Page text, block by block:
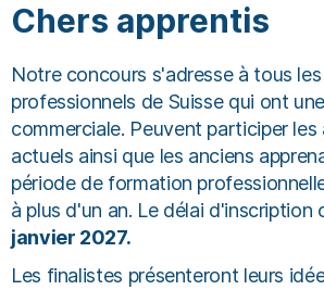
Chers apprentis
Notre concours s'adresse à tous
professionnels de Suisse qui ont
commerciale. Peuvent participer les
actuels ainsi que les anciens
période de formation
à plus d'un an. Le délai d'inscription
janvier 2027.
Les finalistes présenteront leurs